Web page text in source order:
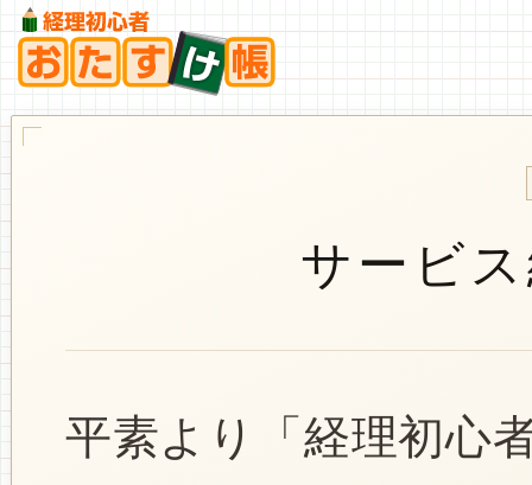
サービ
平素より「経理初心